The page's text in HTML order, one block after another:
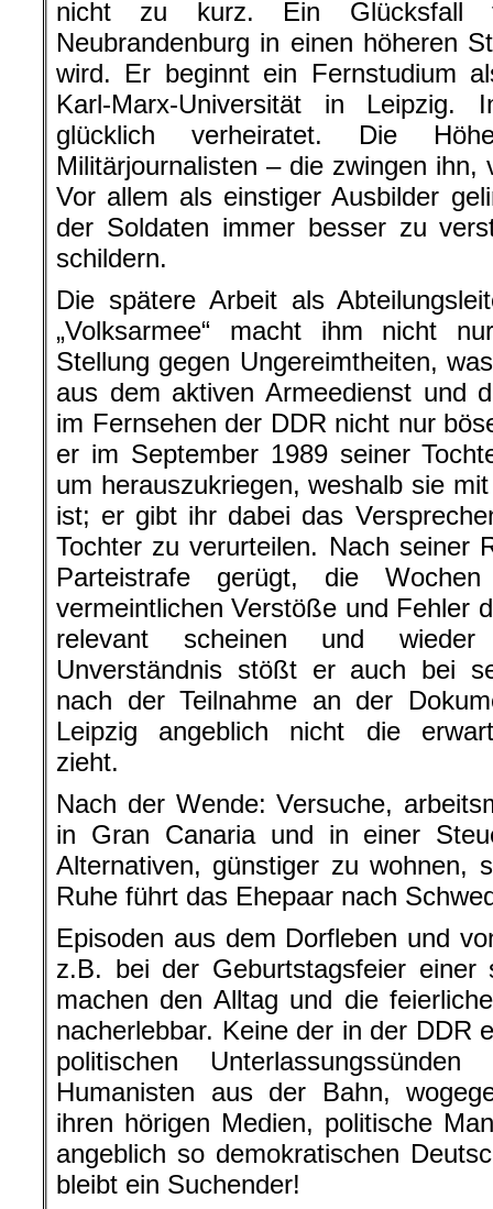
nicht zu kurz. Ein
Neubrandenburg in einen höheren
wird. Er beginnt ein Fernstudium
Karl-Marx-Universität in Leipzig.
glücklich verheiratet. Die
Militärjournalisten – die zwingen ihn,
Vor allem als einstiger Ausbilder
der Soldaten immer besser zu
schildern.
Die spätere Arbeit als
„Volksarmee“ macht ihm nicht
Stellung gegen Ungereimtheiten,
aus dem aktiven Armeedienst und
im Fernsehen der DDR nicht nur
er im September 1989 seiner
um herauszukriegen, weshalb sie
ist; er gibt ihr dabei das
Tochter zu verurteilen. Nach seiner
Parteistrafe gerügt, die
vermeintlichen Verstöße und Fehler
relevant scheinen und
Unverständnis stößt er auch bei
nach der Teilnahme an der
Leipzig angeblich nicht die
zieht.
Nach der Wende: Versuche,
in Gran Canaria und in einer
Alternativen, günstiger zu wohnen,
Ruhe führt das Ehepaar nach
Episoden aus dem Dorfleben und
z.B. bei der Geburtstagsfeier einer
machen den Alltag und die
nacherlebbar. Keine der in der DDR
politischen
Humanisten aus der Bahn,
ihren hörigen Medien, politische
angeblich so demokratischen
bleibt ein Suchender!